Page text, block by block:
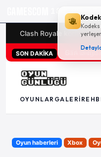
18g
Clash Royale kodları
SON DAKİKA
OYUNLAR GALERI
Oyun haberleri Xbox